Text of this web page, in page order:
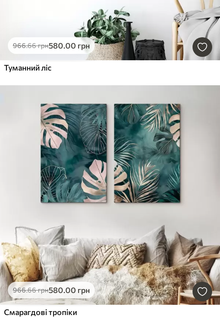
966.66грн580.00 грн
Туманний ліс
966.66грн580.00 грн
Смарагдові тропіки